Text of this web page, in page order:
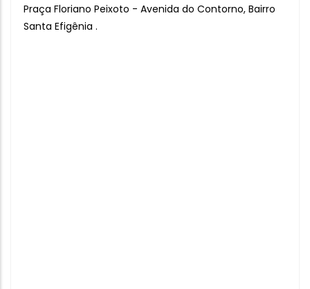
Praça Floriano Peixoto - Avenida do Contorno, Bairro
Santa Efigênia .